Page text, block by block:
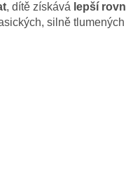
, dítě získává lepší
silně